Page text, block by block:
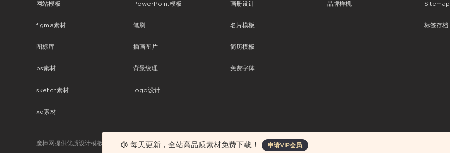
网站模板
figma素材
图标库
ps素材
sketch素材
xd素材
PowerPoint模板
笔刷
插画图片
背景纹理
logo设计
画册设计
名片模板
简历模板
免费字体
品牌样机 Sitemap
标签存档
魔棒网提供优质设计模板下载，分享优秀的设计。素材包含了APP设计、平面素材、ppt模板、网页设计、前端代码、样机素材、插画图片、附加组件等。
每天更新，全站高品质素材免费下载！ 申请VIP会员